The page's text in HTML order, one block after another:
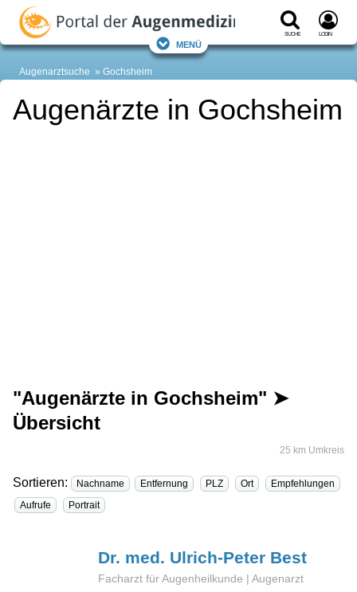
Suche Login
Menü
Augenarztsuche Gochsheim
Augenärzte in Gochsheim
"Augenärzte in Gochsheim" ➤
Übersicht
25 km Umkreis
Sortieren: Nachname Entfernung PLZ Ort
Empfehlungen
Aufrufe
Portrait
Dr. med. Ulrich-Peter Best
Facharzt für Augenheilkunde | Augenarzt